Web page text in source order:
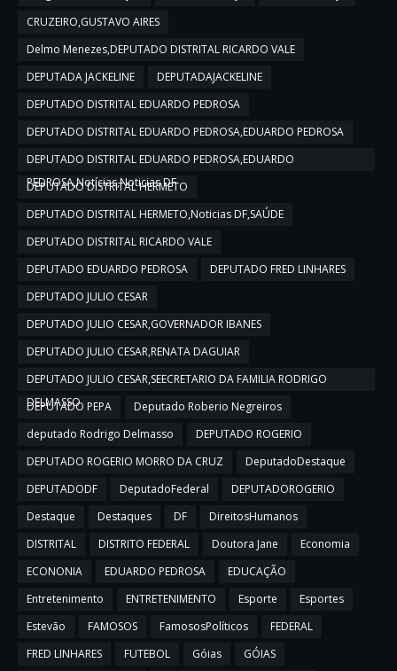
CRUZEIRO,GUSTAVO AIRES
Delmo Menezes,DEPUTADO DISTRITAL RICARDO VALE
DEPUTADA JACKELINE
DEPUTADAJACKELINE
DEPUTADO DISTRITAL EDUARDO PEDROSA
DEPUTADO DISTRITAL EDUARDO PEDROSA,EDUARDO PEDROSA
DEPUTADO DISTRITAL EDUARDO PEDROSA,EDUARDO
PEDROSA,Notícias,Noticias DF
DEPUTADO DISTRITAL HERMETO
DEPUTADO DISTRITAL HERMETO,Noticias DF,SAÚDE
DEPUTADO DISTRITAL RICARDO VALE
DEPUTADO EDUARDO PEDROSA
DEPUTADO FRED LINHARES
DEPUTADO JULIO CESAR
DEPUTADO JULIO CESAR,GOVERNADOR IBANES
DEPUTADO JULIO CESAR,RENATA DAGUIAR
DEPUTADO JULIO CESAR,SEECRETARIO DA FAMILIA RODRIGO
DELMASSO
DEPUTADO PEPA
Deputado Roberio Negreiros
deputado Rodrigo Delmasso
DEPUTADO ROGERIO
DEPUTADO ROGERIO MORRO DA CRUZ
DeputadoDestaque
DEPUTADODF
DeputadoFederal
DEPUTADOROGERIO
Destaque
Destaques DF
DireitosHumanos
DISTRITAL
DISTRITO FEDERAL Doutora Jane
Economia
ECONONIA
EDUARDO PEDROSA
EDUCAÇÃO
Entretenimento
ENTRETENIMENTO Esporte
Esportes
Estevão
FAMOSOS FamososPolíticos
FEDERAL
FRED LINHARES
FUTEBOL Góias
GÓIAS